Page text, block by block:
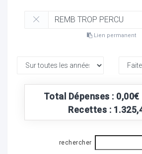
Lien permanent
Total Dépenses :
Recettes :
rechercher